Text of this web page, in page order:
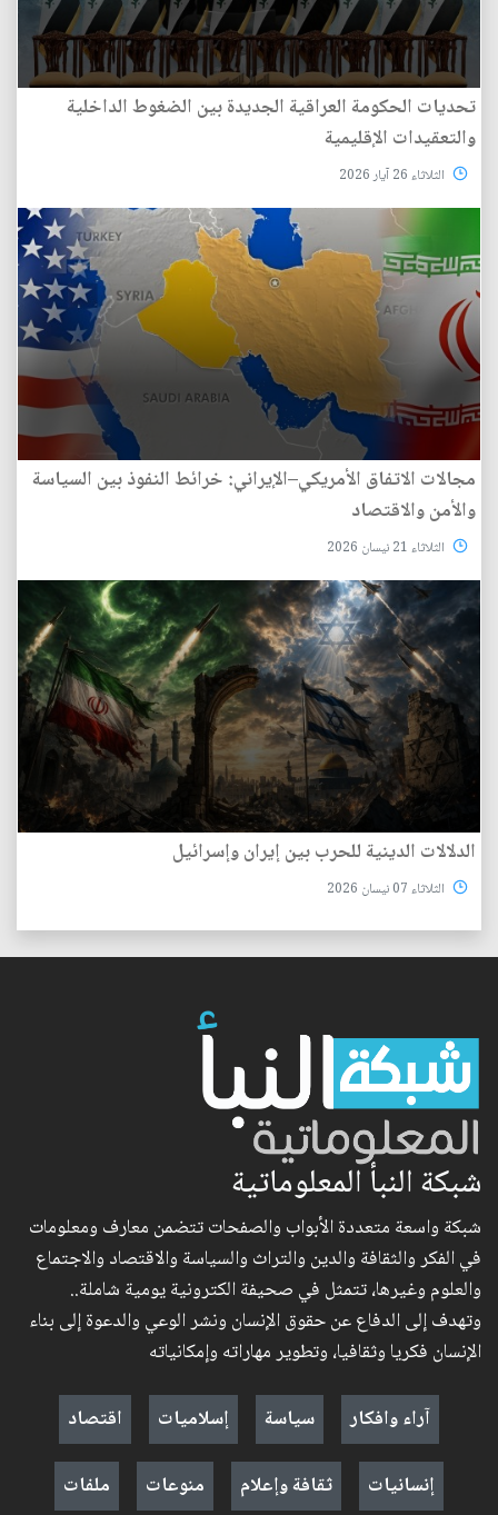
تحديات الحكومة العراقية الجديدة بين الضغوط الداخلية
والتعقيدات الإقليمية
الثلاثاء 26 آيار 2026
مجالات الاتفاق الأمريكي–الإيراني: خرائط النفوذ بين السياسة
والأمن والاقتصاد
الثلاثاء 21 نيسان 2026
الدلالات الدينية للحرب بين إيران وإسرائيل
الثلاثاء 07 نيسان 2026
شبكة النبأ المعلوماتية
شبكة واسعة متعددة الأبواب والصفحات تتضمن معارف ومعلومات
في الفكر والثقافة والدين والتراث والسياسة والاقتصاد والاجتماع
والعلوم وغيرها، تتمثل في صحيفة الكترونية يومية شاملة..
وتهدف إلى الدفاع عن حقوق الإنسان ونشر الوعي والدعوة إلى بناء
الإنسان فكريا وثقافيا، وتطوير مهاراته وإمكانياته
آراء وافكار
سياسة إسلاميات
اقتصاد
إنسانيات
ثقافة وإعلام منوعات ملفات